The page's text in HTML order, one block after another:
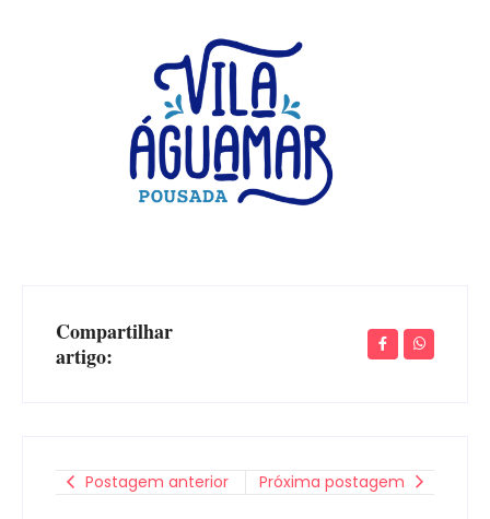
Compartilhar
artigo:
Postagem anterior Próxima postagem